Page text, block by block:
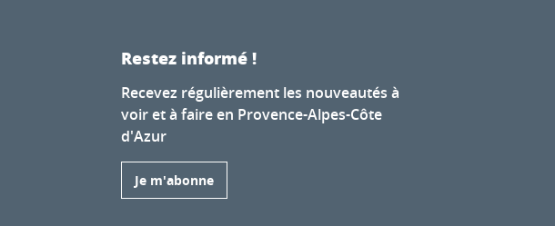
Restez informé !
Recevez régulièrement les nouveautés à
voir et à faire en Provence-Alpes-Côte
d'Azur
Je m'abonne